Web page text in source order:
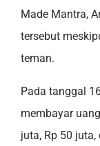
Made Mantra,
tersebut
teman.
Pada tanggal
membayar
juta, Rp 50